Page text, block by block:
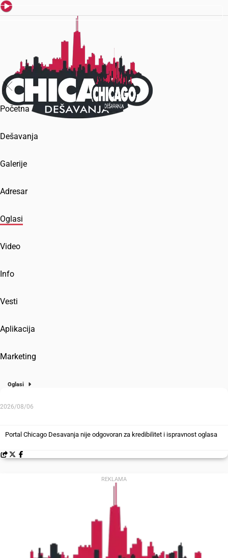
Početna
Dešavanja
Galerije
Adresar
Oglasi
Video
Info
Vesti
Aplikacija
Marketing
Oglasi
Portal Chicago Desavanja nije odgovoran za kredibilitet i ispravnost oglasa
2026/08/06
REKLAMA